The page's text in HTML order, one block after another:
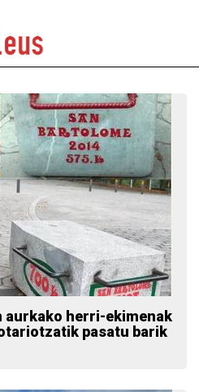
aurkako herri-ekimenak
pasatu barik